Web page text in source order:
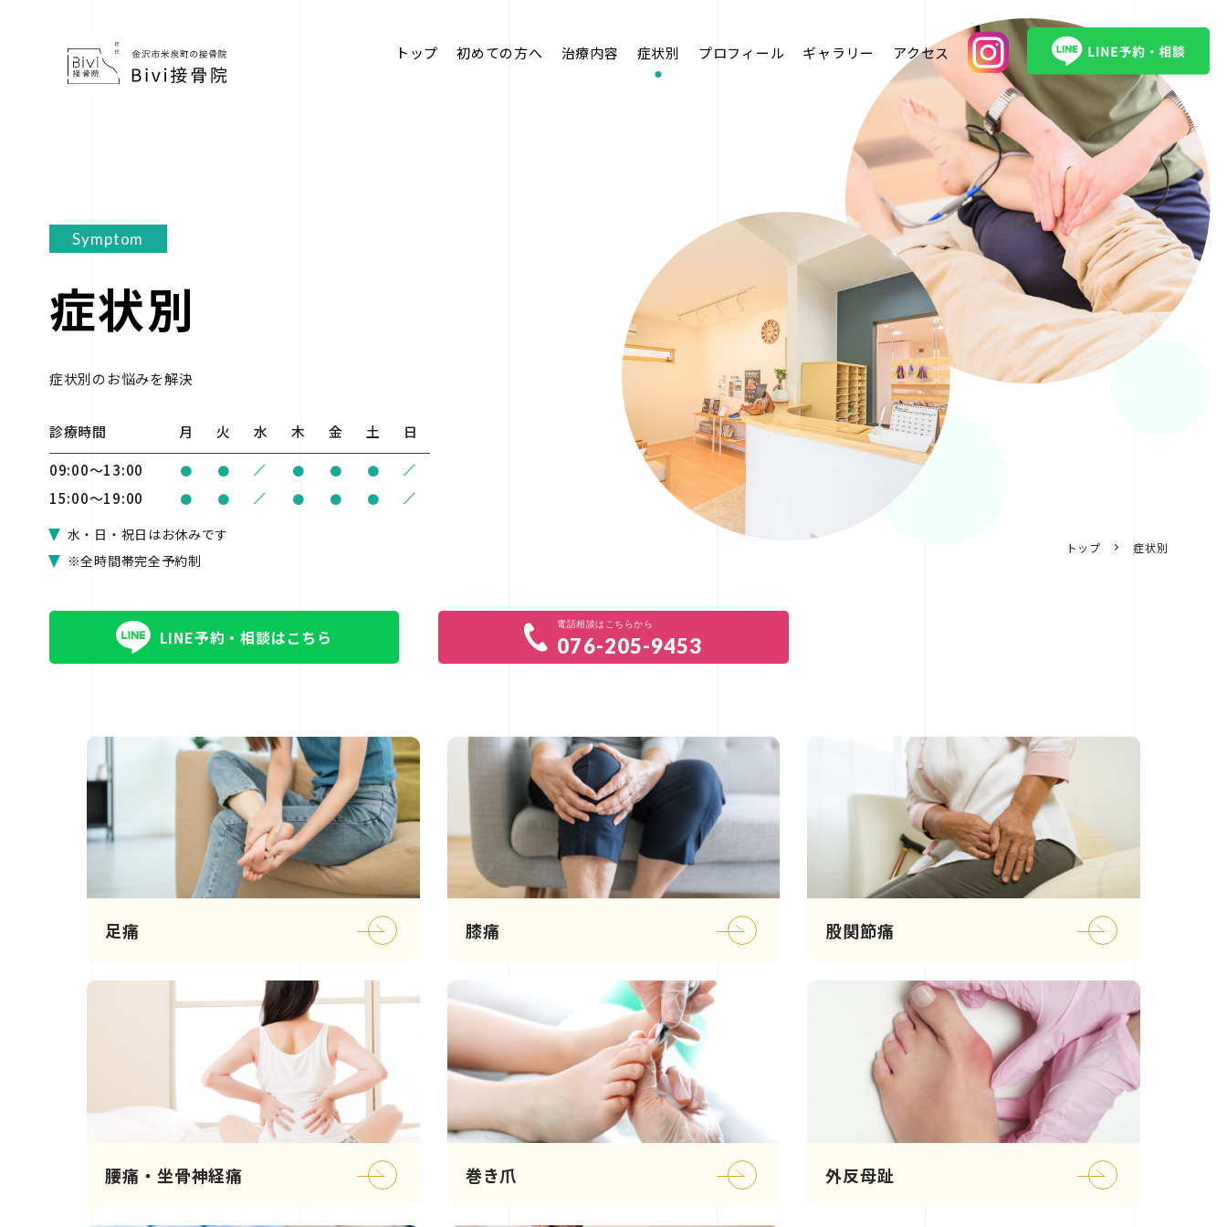
トップ 初めての方へ 治療内容 症状別 プロフィール ギャラリー アクセス
Symptom
症状別
症状別のお悩みを解決
診療時間 月 火 水 木 金 土
日
09:00〜13:00
● ● / ● ● ● /
15:00〜19:00 ● ● / ● ● ● /
水・日・祝日はお休みです
※全時間帯完全予約制
トップ 症状別
LINE予約・相談はこちら
電話相談はこちらから
076-205-9453
足痛 膝痛 股関節痛
腰痛・坐骨神経痛 巻き爪 外反母趾